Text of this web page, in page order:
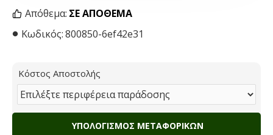
Απόθεμα: ΣΕ ΑΠΌΘΕΜΑ
Κωδικός:800850-6ef42e31
Κόστος Αποστολής
ΥΠΟΛΟΓΙΣΜΌΣ ΜΕΤΑΦΟΡΙΚΏΝ